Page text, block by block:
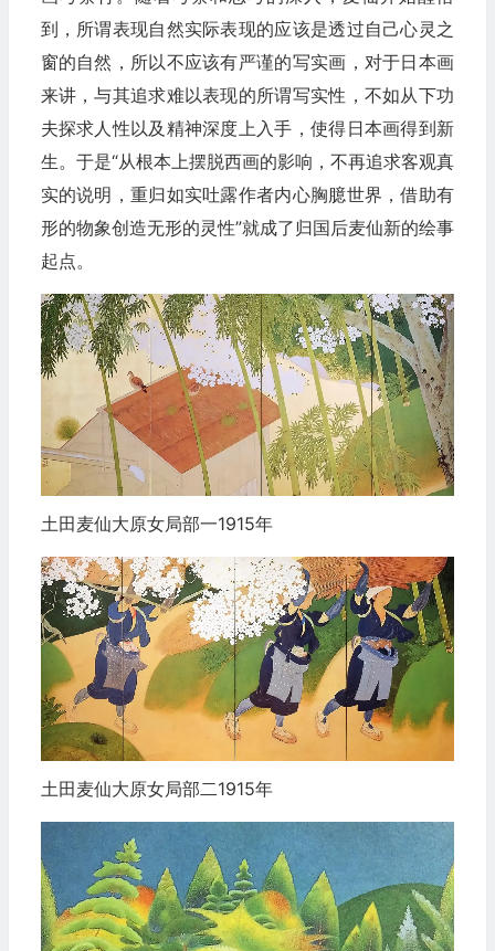
到，所谓表现自然实际表现的应该是透过自己心灵之
窗的自然，所以不应该有严谨的写实画，对于日本画
来讲，与其追求难以表现的所谓写实性，不如从下功
夫探求人性以及精神深度上入手，使得日本画得到新
生。于是“从根本上摆脱西画的影响，不再追求客观真
实的说明，重归如实吐露作者内心胸臆世界，借助有
形的物象创造无形的灵性”就成了归国后麦仙新的绘事
起点。
土田麦仙大原女局部一1915年
土田麦仙大原女局部二1915年